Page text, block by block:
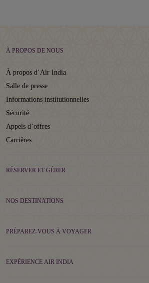
À PROPOS DE NOUS
À propos d’Air India
Salle de presse
Informations institutionnelles
Sécurité
Appels d’offres
Carrières
RÉSERVER ET GÉRER
NOS DESTINATIONS
PRÉPAREZ-VOUS À VOYAGER
EXPÉRIENCE AIR INDIA